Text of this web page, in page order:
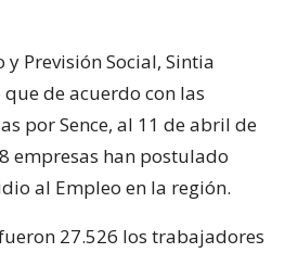
Previsión Social, Sintia
de acuerdo con las
por Sence, al 11 de abril de
empresas han postulado
al Empleo en la región.
27.526 los trabajadores